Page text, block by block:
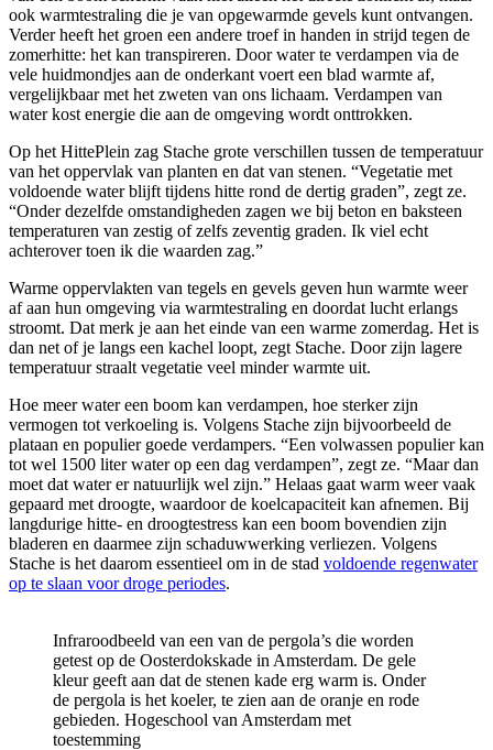
ook warmtestraling die je van opgewarmde gevels kunt ontvangen.
Verder heeft het groen een andere troef in handen in strijd tegen de
zomerhitte: het kan transpireren. Door water te verdampen via de
vele huidmondjes aan de onderkant voert een blad warmte af,
vergelijkbaar met het zweten van ons lichaam. Verdampen van
water kost energie die aan de omgeving wordt onttrokken.
Op het HittePlein zag Stache grote verschillen tussen de temperatuur
van het oppervlak van planten en dat van stenen. “Vegetatie met
voldoende water blijft tijdens hitte rond de dertig graden”, zegt ze.
“Onder dezelfde omstandigheden zagen we bij beton en baksteen
temperaturen van zestig of zelfs zeventig graden. Ik viel echt
achterover toen ik die waarden zag.”
Warme oppervlakten van tegels en gevels geven hun warmte weer
af aan hun omgeving via warmtestraling en doordat lucht erlangs
stroomt. Dat merk je aan het einde van een warme zomerdag. Het is
dan net of je langs een kachel loopt, zegt Stache. Door zijn lagere
temperatuur straalt vegetatie veel minder warmte uit.
Hoe meer water een boom kan verdampen, hoe sterker zijn
vermogen tot verkoeling is. Volgens Stache zijn bijvoorbeeld de
plataan en populier goede verdampers. “Een volwassen populier kan
tot wel 1500 liter water op een dag verdampen”, zegt ze. “Maar dan
moet dat water er natuurlijk wel zijn.” Helaas gaat warm weer vaak
gepaard met droogte, waardoor de koelcapaciteit kan afnemen. Bij
langdurige hitte- en droogtestress kan een boom bovendien zijn
bladeren en daarmee zijn schaduwwerking verliezen. Volgens
Stache is het daarom essentieel om in de stad voldoende regenwater
op te slaan voor droge periodes.
Infraroodbeeld van een van de pergola’s die worden
getest op de Oosterdokskade in Amsterdam. De gele
kleur geeft aan dat de stenen kade erg warm is. Onder
de pergola is het koeler, te zien aan de oranje en rode
gebieden. Hogeschool van Amsterdam met
toestemming